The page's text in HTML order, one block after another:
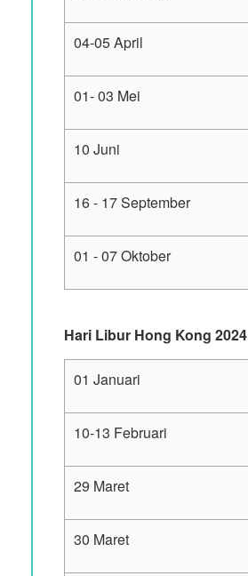
04-05 April
01- 03 Mei
10 Juni
16 - 17 September
01 - 07 Oktober
Hari Libur Hong Kong 2024
01 Januari
10-13 Februari
29 Maret
30 Maret